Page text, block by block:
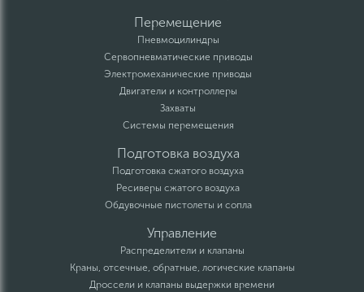
Перемещение
Пневмоцилиндры
Сервопневматические приводы
Электромеханические приводы
Двигатели и контроллеры
Захваты
Системы перемещения
Подготовка воздуха
Подготовка сжатого воздуха
Ресиверы сжатого воздуха
Обдувочные пистолеты и сопла
Управление
Распределители и клапаны
Краны, отсечные, обратные, логические клапаны
Дроссели и клапаны выдержки времени